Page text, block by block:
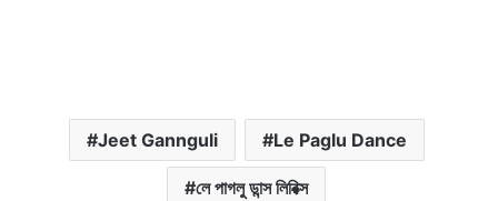
Jeet Gannguli Le Paglu Dance
লে পাগলু ডান্স লিরিক্স